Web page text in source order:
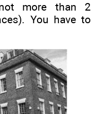
more than 2
You have to